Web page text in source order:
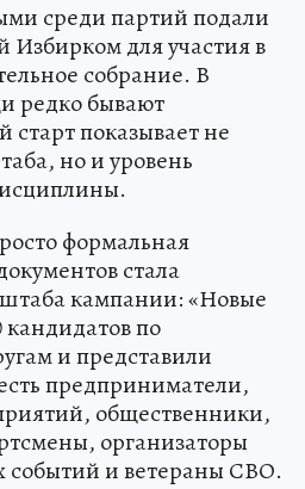
среди партий подали
Избирком для участия в
собрание. В
редко бывают
показывает не
но и уровень
формальная
стала
кампании: «Новые
по
и представили
предприниматели,
общественники,
организаторы
событий и ветераны СВО.